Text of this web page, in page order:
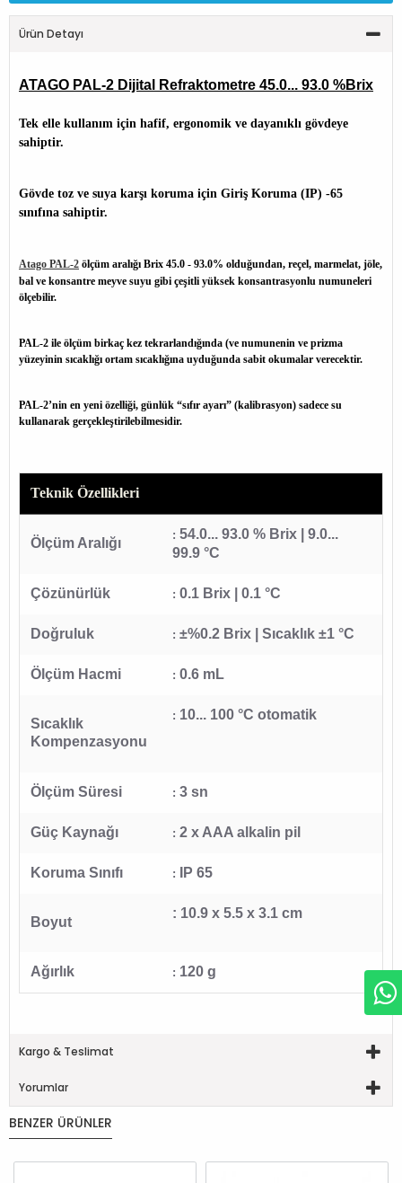
BENZER ÜRÜNLER
Ürün Detayı
ATAGO PAL-2 Dijital Refraktometre 45.0... 93.0 %Brix
Tek elle kullanım için hafif, ergonomik ve dayanıklı gövdeye
sahiptir.
Gövde toz ve suya karşı koruma için Giriş Koruma (IP) -65
sınıfına sahiptir.
Atago PAL-2 ölçüm aralığı Brix 45.0 - 93.0% olduğundan, reçel, marmelat, jöle,
bal ve konsantre meyve suyu gibi çeşitli yüksek konsantrasyonlu numuneleri
ölçebilir.
PAL-2 ile ölçüm birkaç kez tekrarlandığında (ve numunenin ve prizma
yüzeyinin sıcaklığı ortam sıcaklığına uyduğunda sabit okumalar verecektir.
PAL-2’nin en yeni özelliği, günlük “sıfır ayarı” (kalibrasyon) sadece su
kullanarak gerçekleştirilebilmesidir.
Teknik Özellikleri
Ölçüm Aralığı
: 54.0... 93.0 % Brix | 9.0...
99.9 °C
Çözünürlük : 0.1 Brix | 0.1 °C
Doğruluk : ±%0.2 Brix | Sıcaklık ±1 °C
Ölçüm Hacmi : 0.6 mL
Sıcaklık
Kompenzasyonu
: 10... 100 °C otomatik
Ölçüm Süresi : 3 sn
Güç Kaynağı : 2 x AAA alkalin pil
Koruma Sınıfı : IP 65
Boyut
: 10.9 x 5.5 x 3.1 cm
Ağırlık : 120 g
Kargo & Teslimat
Yorumlar